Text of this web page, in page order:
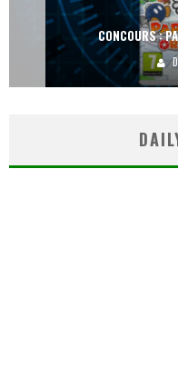
CONCOURS :